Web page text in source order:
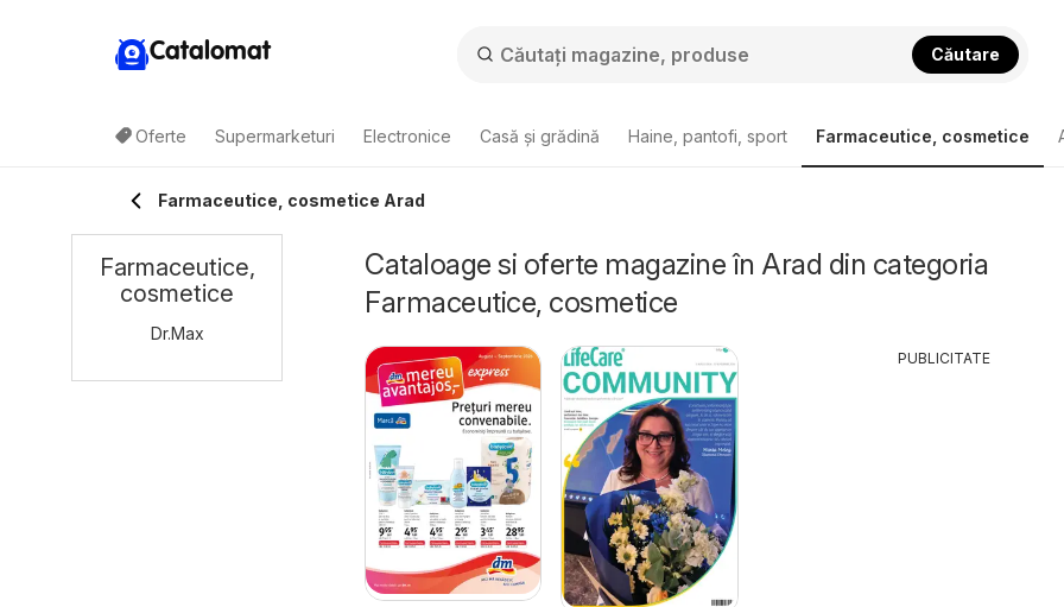
Catalomat Căutare
Oferte Supermarketuri Electronice Casă și grădină Haine, pantofi, sport Farmaceutice, cosmetice
Farmaceutice, cosmetice Arad
Cataloage si oferte magazine în Arad din categoria
Farmaceutice, cosmetice
PUBLICITATE
Farmaceutice,
cosmetice
Dr.Max